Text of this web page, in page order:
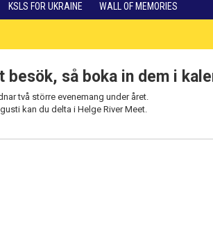
KSLS FOR UKRAINE WALL OF MEMORIES
besök, så boka in dem i
två större evenemang under året.
kan du delta i Helge River Meet.